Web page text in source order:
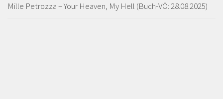
Mille Petrozza – Your Heaven, My Hell (Buch-VÖ: 28.08.2025)